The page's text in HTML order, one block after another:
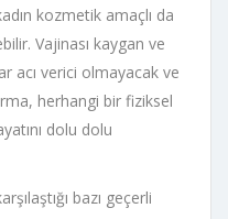
kozmetik amaçlı da
Vajinası kaygan ve
acı verici olmayacak ve
herhangi bir fiziksel
dolu dolu
bazı geçerli